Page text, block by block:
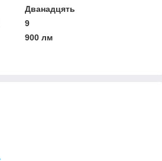
Дванадцять
9
900 лм